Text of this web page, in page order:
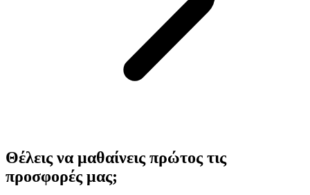
Θέλεις να μαθαίνεις πρώτος τις
προσφορές μας;